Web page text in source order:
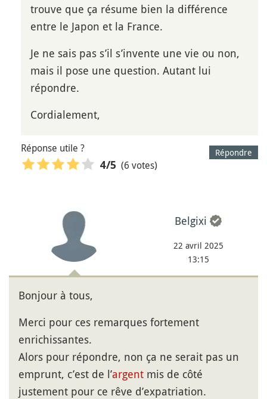
trouve que ça résume bien la différence
entre le Japon et la France.
Je ne sais pas s’il s’invente une vie ou non,
mais il pose une question. Autant lui
répondre.
Cordialement,
Répondre
Réponse utile ?
4/5 (6 votes)
Belgixi
22 avril 2025
13:15
Bonjour à tous,
Merci pour ces remarques fortement
enrichissantes.
Alors pour répondre, non ça ne serait pas un
emprunt, c’est de l’argent mis de côté
justement pour ce rêve d’expatriation.